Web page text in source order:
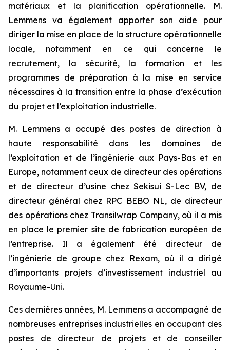
matériaux et la planification opérationnelle. M.
Lemmens va également apporter son aide pour
diriger la mise en place de la structure opérationnelle
locale, notamment en ce qui concerne le
recrutement, la sécurité, la formation et les
programmes de préparation à la mise en service
nécessaires à la transition entre la phase d’exécution
du projet et l’exploitation industrielle.
M. Lemmens a occupé des postes de direction à
haute responsabilité dans les domaines de
l’exploitation et de l’ingénierie aux Pays-Bas et en
Europe, notamment ceux de directeur des opérations
et de directeur d’usine chez Sekisui S-Lec BV, de
directeur général chez RPC BEBO NL, de directeur
des opérations chez Transilwrap Company, où il a mis
en place le premier site de fabrication européen de
l’entreprise. Il a également été directeur de
l’ingénierie de groupe chez Rexam, où il a dirigé
d’importants projets d’investissement industriel au
Royaume-Uni.
Ces dernières années, M. Lemmens a accompagné de
nombreuses entreprises industrielles en occupant des
postes de directeur de projets et de conseiller